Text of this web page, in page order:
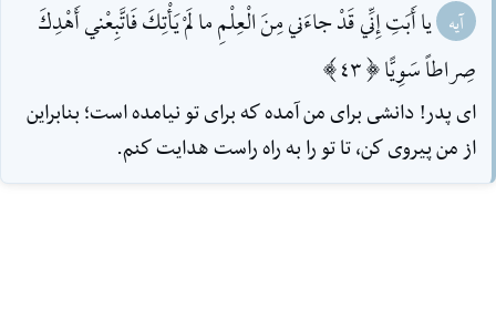
آیه يا أَبَتِ إِنِّي قَدْ جاءَني مِنَ الْعِلْمِ ما لَمْ يَأْتِكَ فَاتَّبِعْني أَهْدِكَ
صِراطاً سَوِيًّا [43]
اى پدر! دانشى براى من آمده كه براى تو نيامده است؛ بنابراين
از من پيروى كن، تا تو را به راه راست هدايت كنم.